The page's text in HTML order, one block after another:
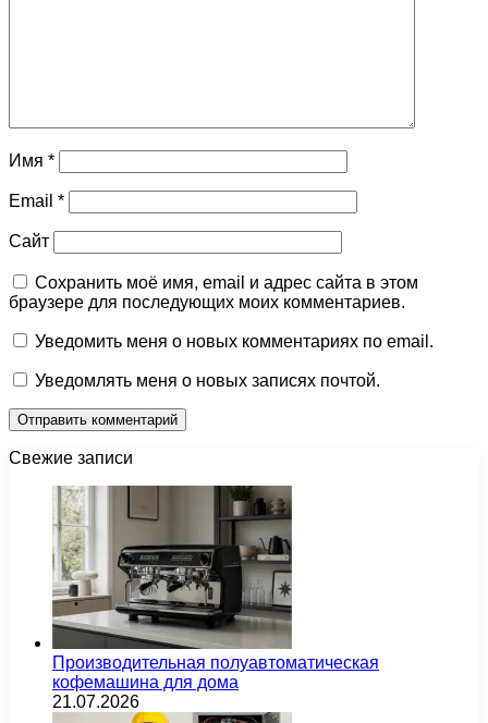
Имя *
Email *
Сайт
Сохранить моё имя, email и адрес сайта в этом
браузере для последующих моих комментариев.
Уведомить меня о новых комментариях по email.
Уведомлять меня о новых записях почтой.
Свежие записи
Производительная полуавтоматическая
кофемашина для дома
21.07.2026